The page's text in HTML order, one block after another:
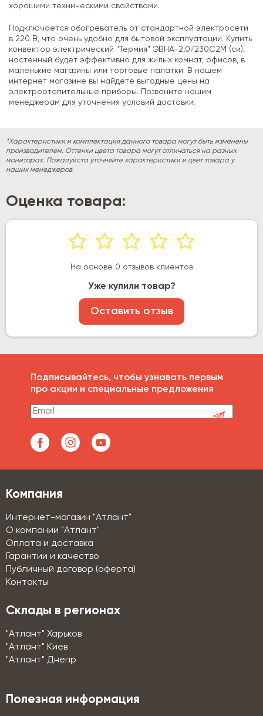
хорошими техническими свойствами.
Подключается обогреватель от стандартной электросети
в 220 В, что очень удобно для бытовой эксплуатации. Купить
конвектор электрический "Термия" ЭВНА-2,0/230С2М (си),
настенный будет эффективно для жилых комнат, офисов, в
маленькие магазины или торговые палатки. В нашем
интернет магазине вы найдете выгодные цены на
электроотопительные приборы. Позвоните нашим
менеджерам для уточнения условий доставки.
*Характеристики и комплектация данного товара могут быть изменены
производителем. Оттенки цвета товара могут отличаться на разных
мониторах. Пожалуйста уточняйте характеристики и цвет товара у
наших менеджеров.
Оценка товара:
На основе 0 отзывов клиентов
Уже купили товар?
Оставить отзыв
Подписывайтесь, чтобы узнавать первым
про акции и специальные предложения
Компания
Интернет-магазин "Атлант"
О компании "Атлант"
Оплата и доставка
Гарантии и качество
Публичный договор (оферта)
Контакты
Склады в регионах
"Атлант" Харьков
"Атлант" Киев
"Атлант" Днепр
Полезная информация